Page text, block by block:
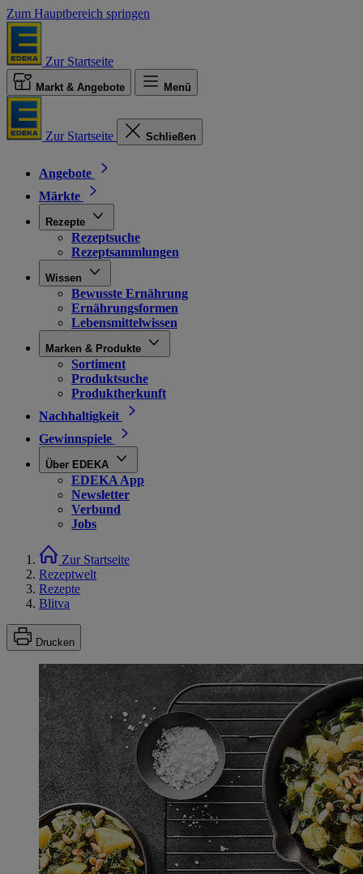
Zum Hauptbereich springen
Zur Startseite
Markt & Angebote Menü
Zur Startseite Schließen
Angebote
Märkte
Rezepte
Rezeptsuche
Rezeptsammlungen
Wissen
Bewusste Ernährung
Ernährungsformen
Lebensmittelwissen
Marken & Produkte
Sortiment
Produktsuche
Produktherkunft
Nachhaltigkeit
Gewinnspiele
Über EDEKA
EDEKA App
Newsletter
Verbund
Jobs
Zur Startseite
Rezeptwelt
Rezepte
Blitva
Drucken